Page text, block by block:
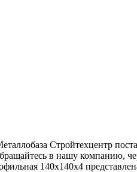
Стройтехцентр
в нашу компанию,
140х140х4